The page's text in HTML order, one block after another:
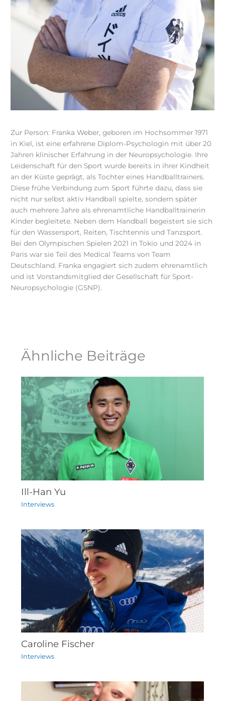
Zur Person: Franka Weber, geboren im Hochsommer 1971
in Kiel, ist eine erfahrene Diplom-Psychologin mit über 20
Jahren klinischer Erfahrung in der Neuropsychologie. Ihre
Leidenschaft für den Sport wurde bereits in ihrer Kindheit
an der Küste geprägt, als Tochter eines Handballtrainers.
Diese frühe Verbindung zum Sport führte dazu, dass sie
nicht nur selbst aktiv Handball spielte, sondern später
auch mehrere Jahre als ehrenamtliche Handballtrainerin
Kinder begleitete. Neben dem Handball begeistert sie sich
für den Wassersport, Reiten, Tischtennis und Tanzsport.
Bei den Olympischen Spielen 2021 in Tokio und 2024 in
Paris war sie Teil des Medical Teams von Team
Deutschland. Franka engagiert sich zudem ehrenamtlich
und ist Vorstandsmitglied der Gesellschaft für Sport-
Neuropsychologie (GSNP).
Ähnliche Beiträge
Ill-Han Yu
Interviews
Caroline Fischer
Interviews